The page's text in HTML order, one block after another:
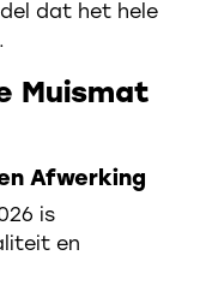
dat het hele
Muismat
Afwerking
is
en